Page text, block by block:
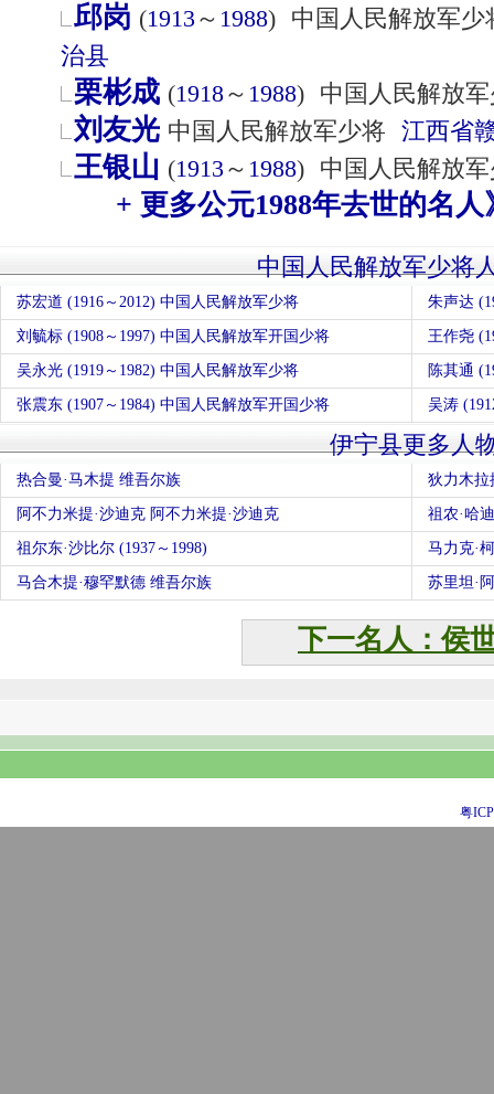
邱岗 (1913 ～ 1988) 中国人民解放军少
治县
栗彬成 (1918～ 1988) 中国人民解放
刘友光 中国人民解放军少将 江西省
王银山 (1913 ～ 1988) 中国人民解放
+ 更多公元1988年去世的名人
中国人民解放军少将
苏宏道 (1916～2012) 中国人民解放军少将 朱声达
刘毓标 (1908～1997) 中国人民解放军开国少将 王作尧
吴永光 (1919～1982) 中国人民解放军少将 陈其通
张震东 (1907～1984) 中国人民解放军开国少将 吴涛
伊宁县更多人
热合曼·马木提 维吾尔族 狄力木拉
阿不力米提·沙迪克 阿不力米提·沙迪克 祖农·哈
祖尔东·沙比尔 (1937～1998) 马力克·
马合木提·穆罕默德 维吾尔族 苏里坦·
下一名人：侯
粤